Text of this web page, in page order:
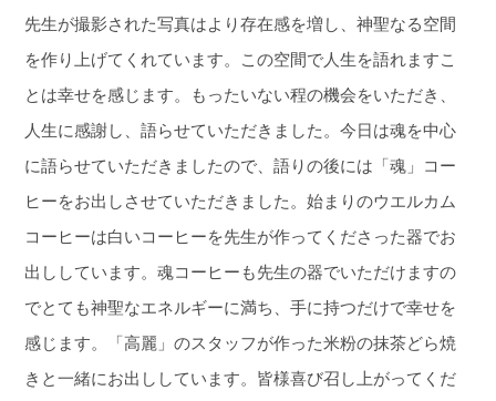
先生が撮影された写真はより存在感を増し、神聖なる空間
を作り上げてくれています。この空間で人生を語れますこ
とは幸せを感じます。もったいない程の機会をいただき、
人生に感謝し、語らせていただきました。今日は魂を中心
に語らせていただきましたので、語りの後には「魂」コー
ヒーをお出しさせていただきました。始まりのウエルカム
コーヒーは白いコーヒーを先生が作ってくださった器でお
出ししています。魂コーヒーも先生の器でいただけますの
でとても神聖なエネルギーに満ち、手に持つだけで幸せを
感じます。「高麗」のスタッフが作った米粉の抹茶どら焼
きと一緒にお出ししています。皆様喜び召し上がってくだ